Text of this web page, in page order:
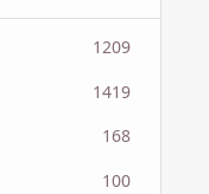
1209
1419
168
100